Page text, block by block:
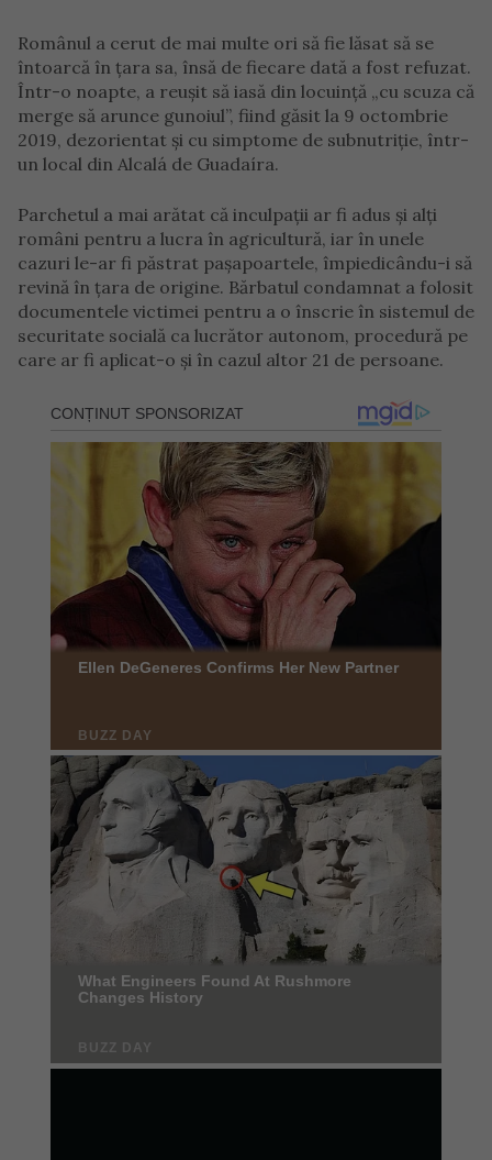
Românul a cerut de mai multe ori să fie lăsat să se
întoarcă în țara sa, însă de fiecare dată a fost refuzat.
Într-o noapte, a reușit să iasă din locuință „cu scuza că
merge să arunce gunoiul”, fiind găsit la 9 octombrie
2019, dezorientat și cu simptome de subnutriție, într-
un local din Alcalá de Guadaíra.
Parchetul a mai arătat că inculpații ar fi adus și alți
români pentru a lucra în agricultură, iar în unele
cazuri le-ar fi păstrat pașapoartele, împiedicându-i să
revină în țara de origine. Bărbatul condamnat a folosit
documentele victimei pentru a o înscrie în sistemul de
securitate socială ca lucrător autonom, procedură pe
care ar fi aplicat-o și în cazul altor 21 de persoane.